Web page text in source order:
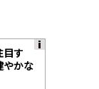
目す
やかな